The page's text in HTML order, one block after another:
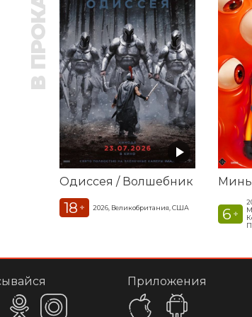
В ПРОКАТЕ
Одиссея / Волшебник
18 + 2026, Великобритания, США 6 +
Приложения